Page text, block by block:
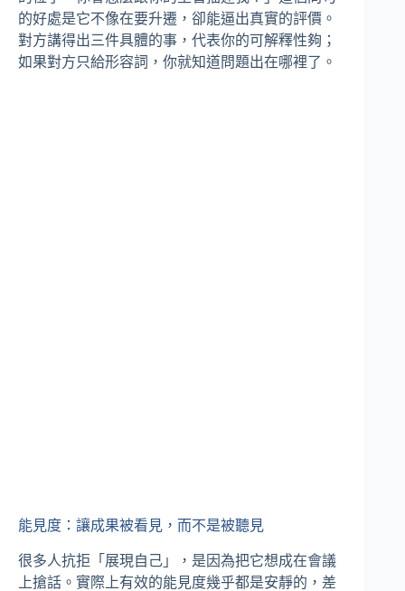
的好處是它不像在要升遷，卻能逼出真實的評價。
對方講得出三件具體的事，代表你的可解釋性夠；
如果對方只給形容詞，你就知道問題出在哪裡了。
能見度：讓成果被看見，而不是被聽見
很多人抗拒「展現自己」，是因為把它想成在會議
上搶話。實際上有效的能見度幾乎都是安靜的，差